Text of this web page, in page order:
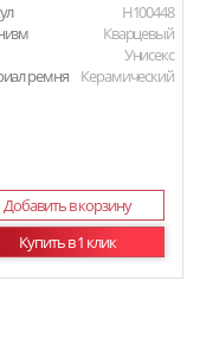
H100448
Кварцевый
Унисекс
ремня
Керамический
Добавить в корзину
Купить в 1 клик